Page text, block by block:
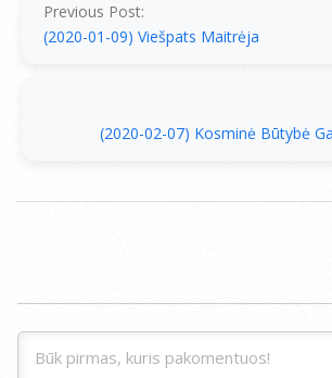
Previous Post:
(2020-01-09) Viešpats Maitrėja
(2020-02-07) Kosminė Būtybė